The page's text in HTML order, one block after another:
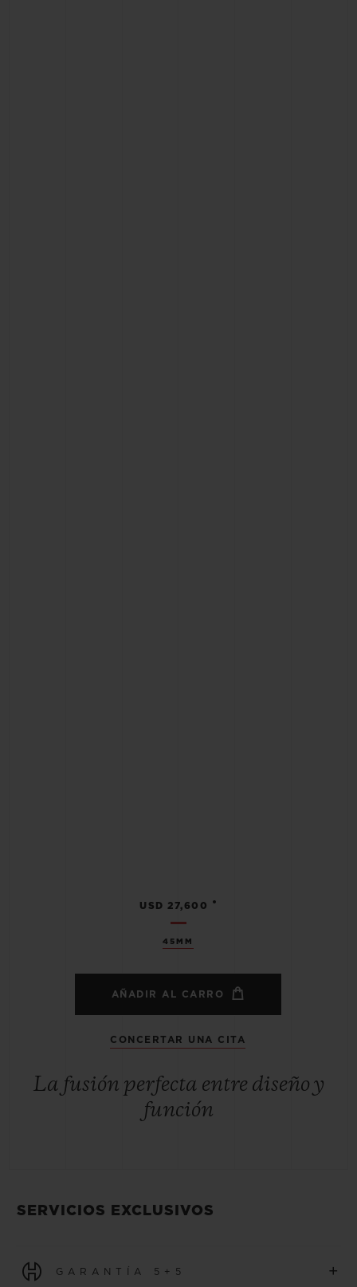
45MM
USD 27,600 •
AÑADIR AL CARRO
CONCERTAR UNA CITA
La fusión perfecta entre diseño y
función
SERVICIOS EXCLUSIVOS
GARANTÍA 5+5 +